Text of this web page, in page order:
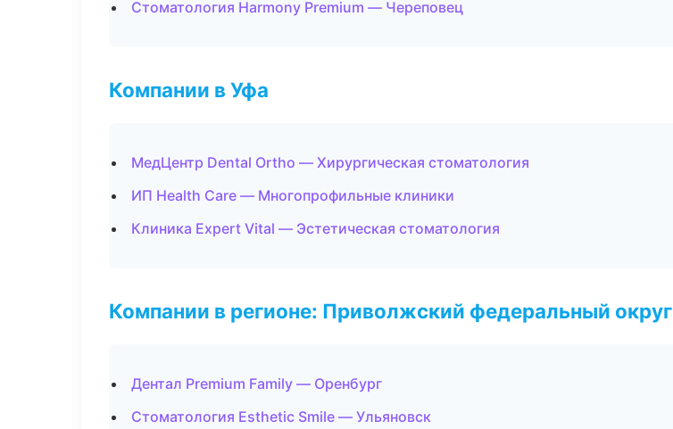
Стоматология Harmony Premium — Череповец
Компании в Уфа
МедЦентр Dental Ortho — Хирургическая стоматология
ИП Health Care — Многопрофильные клиники
Клиника Expert Vital — Эстетическая стоматология
Компании в регионе: Приволжский федеральный округ
Дентал Premium Family — Оренбург
Стоматология Esthetic Smile — Ульяновск